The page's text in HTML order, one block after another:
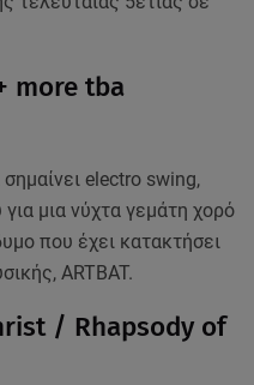
more tba
electro swing,
μια νύχτα γεμάτη χορό
που έχει κατακτήσει
ARTBAT.
/ Rhapsody of